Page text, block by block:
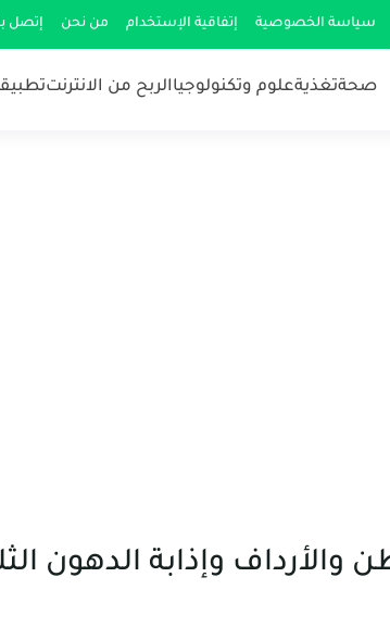
سياسة الخصوصية إتفاقية الإستخدام من نحن إتصل
صحةتغذيةعلوم وتكنولوجياالربح من الانترنت
وإذابة الدهون